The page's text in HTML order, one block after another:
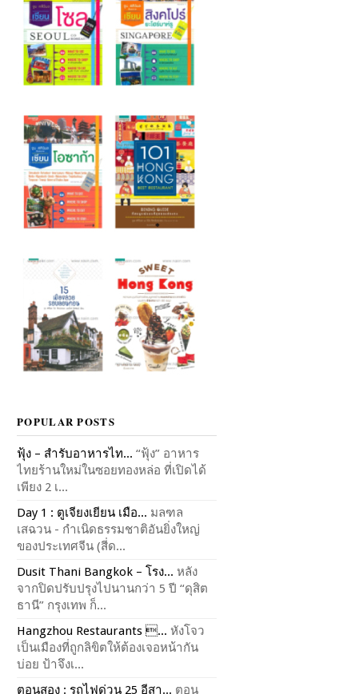
POPULAR POSTS
ฟุ้ง – สำรับอาหารไท... “ฟุ้ง” อาหาร
ไทยร้านใหม่ในซอยทองหล่อ ที่เปิดได้
เพียง 2 เ...
Day 1 : ตูเจียงเยียน เมือ... มลฑล
เสฉวน - กำเนิดธรรมชาติอันยิ่งใหญ่
ของประเทศจีน (สี่ด...
Dusit Thani Bangkok – โรง... หลัง
จากปิดปรับปรุงไปนานกว่า 5 ปี “ดุสิต
ธานี” กรุงเทพ ก็...
Hangzhou Restaurants ... หังโจว
เป็นเมืองที่ถูกลิขิตให้ต้องเจอหน้ากัน
บ่อย ป้าจึงเ...
ตอนสอง : รถไฟด่วน 25 อีสา... ตอน